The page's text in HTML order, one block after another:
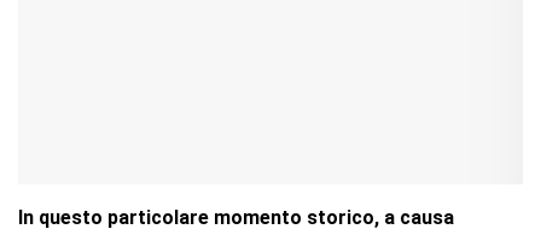
In questo particolare momento storico, a causa